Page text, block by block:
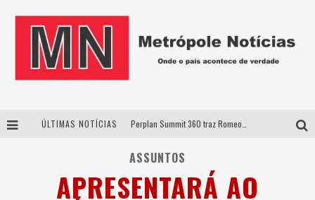
ÚLTIMAS NOTÍCIAS
Uberlândia recebe estreia nacional de espetáculo inspirado em episódio marcante da vida de Friedrich Nietzsche
ASSUNTOS
APRESENTARÁ AO